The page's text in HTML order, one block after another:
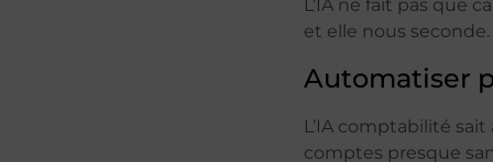
L’IA ne fait pas que
et elle nous
Automatiser
L’IA comptabilité sait
comptes presque